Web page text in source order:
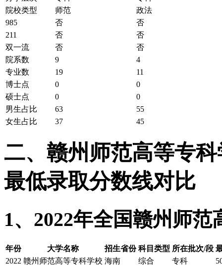
院校类型
师范
政法
985
否
否
211
否
否
双一流
否
否
院系数
9
4
专业数
19
11
博士点
0
0
硕士点
0
0
男生占比
63
55
女生占比
37 45
二、赣州师范高等专
最低录取分数线对比
1、2022年全国赣州师
年份 大学名称 招生省份 科目类型 所在批次/段
2022 赣州师范高等专科学校 海南 综合 专科